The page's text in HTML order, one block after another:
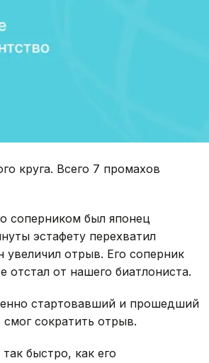
круга. Всего 7 промахов
соперником был японец
эстафету перехватил
увеличил отрыв. Его соперник
от нашего биатлониста.
стартовавший и прошедший
сократить отрыв.
быстро, как его